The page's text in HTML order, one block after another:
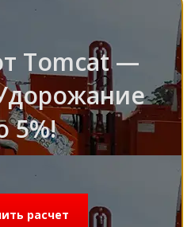
Tomcat —
5%!
расчет